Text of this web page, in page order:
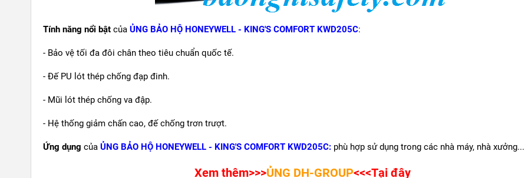
Tính năng nổi bật của ỦNG BẢO HỘ HONEYWELL - KING'S COMFORT KWD205C:
- Bảo vệ tối đa đôi chân theo tiêu chuẩn quốc tế.
- Đế PU lót thép chống đạp đinh.
- Mũi lót thép chống va đập.
- Hệ thống giảm chấn cao, đế chống trơn trượt.
Ứng dụng của ỦNG BẢO HỘ HONEYWELL - KING'S COMFORT KWD205C: phù hợp sử dụng trong các nhà máy, nhà xưởng...
Xem thêm>>>ỦNG DH-GROUP<<<Tại đây